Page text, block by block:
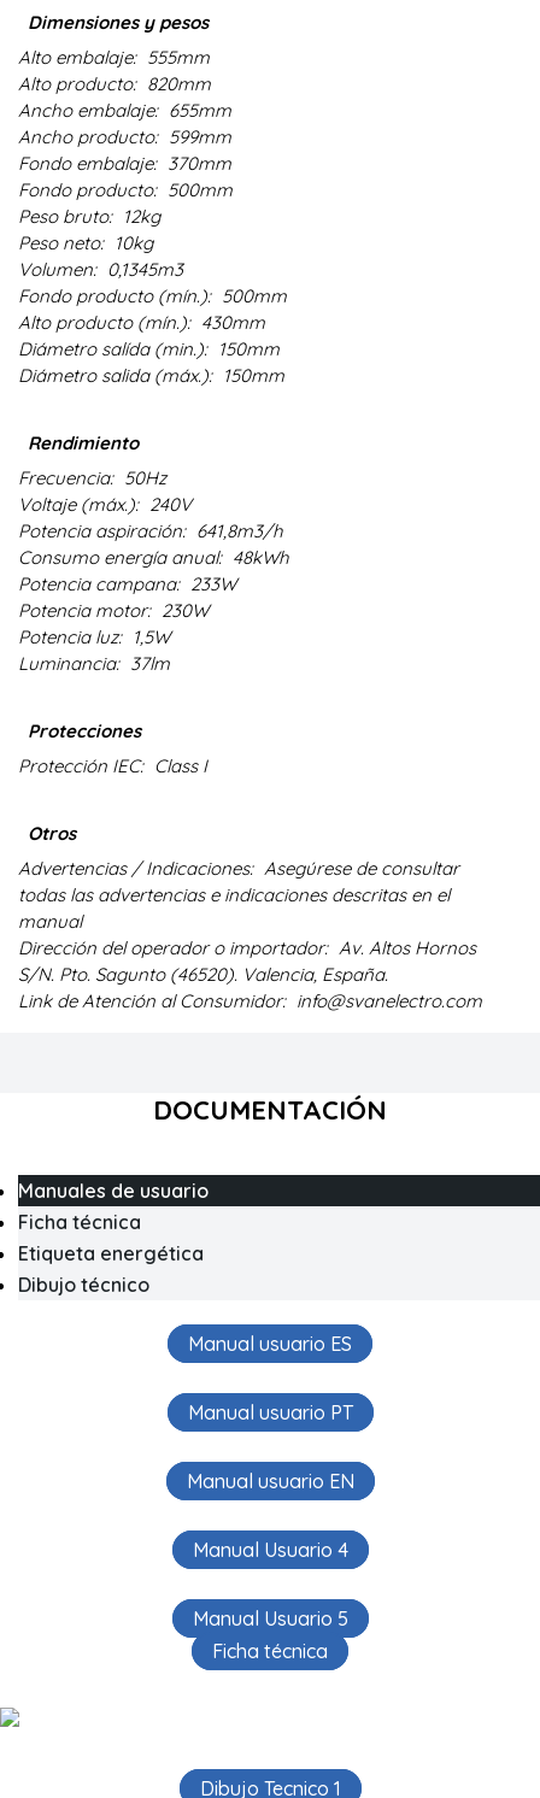
Dimensiones y pesos
Alto embalaje: 555mm
Alto producto: 820mm
Ancho embalaje: 655mm
Ancho producto: 599mm
Fondo embalaje: 370mm
Fondo producto: 500mm
Peso bruto: 12kg
Peso neto: 10kg
Volumen: 0,1345m3
Fondo producto (mín.): 500mm
Alto producto (mín.): 430mm
Diámetro salída (min.): 150mm
Diámetro salida (máx.): 150mm
Rendimiento
Frecuencia: 50Hz
Voltaje (máx.): 240V
Potencia aspiración: 641,8m3/h
Consumo energía anual: 48kWh
Potencia campana: 233W
Potencia motor: 230W
Potencia luz: 1,5W
Luminancia: 37lm
Protecciones
Protección IEC: Class I
Otros
Advertencias / Indicaciones: Asegúrese de consultar
todas las advertencias e indicaciones descritas en el
manual
Dirección del operador o importador: Av. Altos Hornos
S/N. Pto. Sagunto (46520). Valencia, España.
Link de Atención al Consumidor: info@svanelectro.com
DOCUMENTACIÓN
Manuales de usuario
Ficha técnica
Etiqueta energética
Dibujo técnico
Manual usuario ES
Manual usuario PT
Manual usuario EN
Manual Usuario 4
Manual Usuario 5
Ficha técnica
Dibujo Tecnico 1